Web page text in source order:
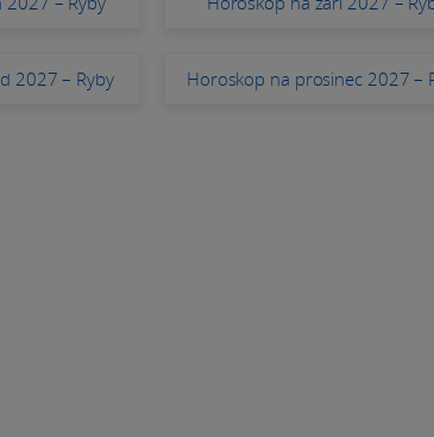
2027 – Ryby Horoskop na prosinec 2027 –